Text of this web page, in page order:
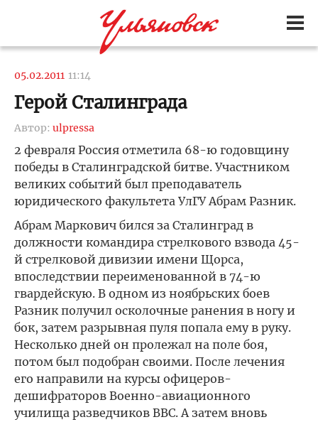
05.02.2011 11:14
Герой Сталинграда
Автор: ulpressa
2 февраля Россия отметила 68-ю годовщину
победы в Сталинградской битве. Участником
великих событий был преподаватель
юридического факультета УлГУ Абрам Разник.
Абрам Маркович бился за Сталинград в
должности командира стрелкового взвода 45-
й стрелковой дивизии имени Щорса,
впоследствии переименованной в 74-ю
гвардейскую. В одном из ноябрьских боев
Разник получил осколочные ранения в ногу и
бок, затем разрывная пуля попала ему в руку.
Несколько дней он пролежал на поле боя,
потом был подобран своими. После лечения
его направили на курсы офицеров-
дешифраторов Военно-авиационного
училища разведчиков ВВС. А затем вновь